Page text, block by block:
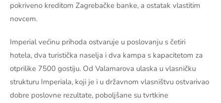
pokriveno kreditom Zagrebačke banke, a ostatak vlastitim
novcem.
Imperial većinu prihoda ostvaruje u poslovanju s četiri
hotela, dva turistička naselja i dva kampa s kapacitetom za
otprilike 7500 gostiju. Od Valamarova ulaska u vlasničku
strukturu Imperiala, koji je i u državnom vlasništvu ostvarivao
dobre poslovne rezultate, poboljšane su tvrtkine